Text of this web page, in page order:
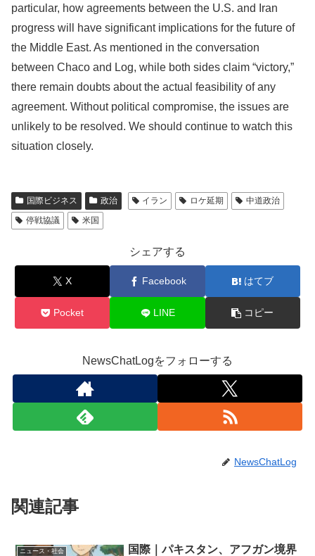
particular, how agreements between the U.S. and Iran
progress will have significant implications for the future of
the Middle East. As mentioned in the conversation
between Chaco and Log, while both sides claim “victory,”
there remain doubts about the actual feasibility of any
agreement. Without political compromise, the issues are
unlikely to be resolved. We should continue to watch this
situation closely.
国際ビジネス 政治 イラン ロケ延期
中道政治
停戦協議
米国
シェアする
X Facebook はてブ
Pocket LINE コピー
NewsChatLogをフォローする
NewsChatLog
関連記事
ニュース・社会
国際｜パキスタン、アフガン境界